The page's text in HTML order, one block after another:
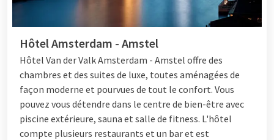
Hôtel Amsterdam - Amstel
Hôtel Van der Valk Amsterdam - Amstel offre des
chambres et des suites de luxe, toutes aménagées de
façon moderne et pourvues de tout le confort. Vous
pouvez vous détendre dans le centre de bien-être avec
piscine extérieure, sauna et salle de fitness. L'hôtel
compte plusieurs restaurants et un bar et est